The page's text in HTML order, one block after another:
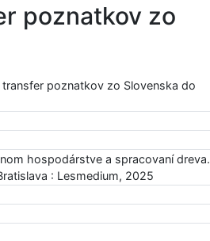
poznatkov zo
poznatkov zo Slovenska do
hospodárstve a spracovaní dreva.
: Lesmedium, 2025